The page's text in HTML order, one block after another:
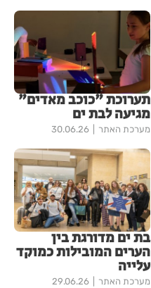
תערוכת "כוכב מאדים"
מגיעה לבת ים
מערכת האתר 30.06.26
בת ים מדורגת בין
הערים המובילות כמוקד
עלייה
מערכת האתר 29.06.26